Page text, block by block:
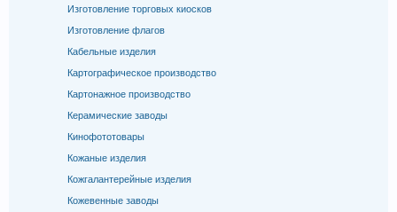
Изготовление торговых киосков
Изготовление флагов
Кабельные изделия
Картографическое производство
Картонажное производство
Керамические заводы
Кинофототовары
Кожаные изделия
Кожгалантерейные изделия
Кожевенные заводы